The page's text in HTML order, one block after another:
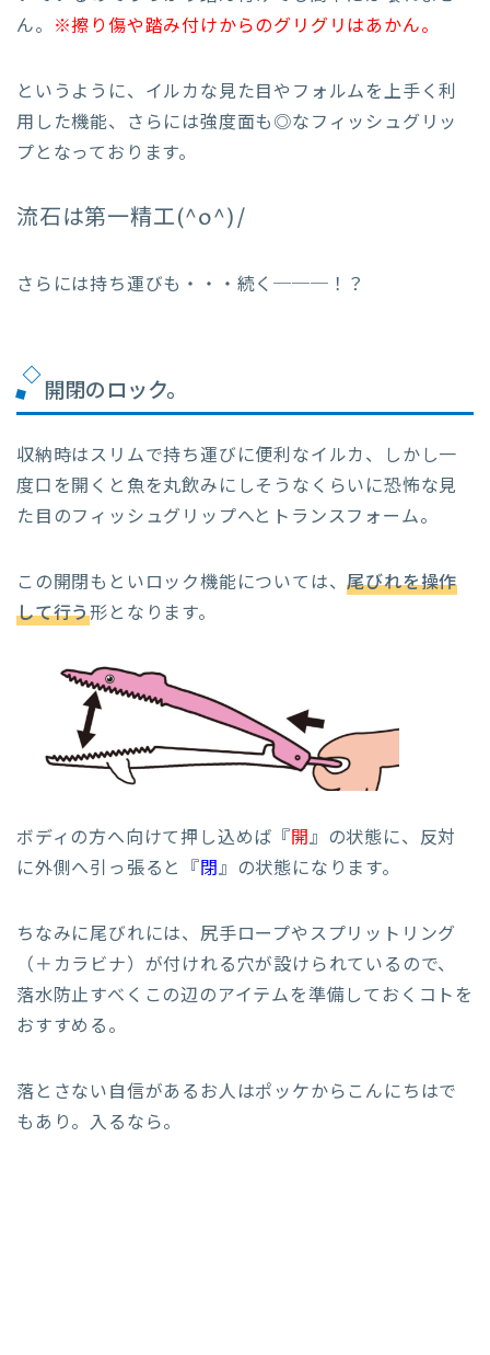
ん。 ※擦り傷や踏み付けからのグリグリはあかん。
というように、イルカな見た目やフォルムを上手く利
用した機能、さらには強度面も◎なフィッシュグリッ
プとなっております。
流石は第一精工(^o^)/
さらには持ち運びも・・・続く───！？
開閉のロック。
収納時はスリムで持ち運びに便利なイルカ、しかし一
度口を開くと魚を丸飲みにしそうなくらいに恐怖な見
た目のフィッシュグリップへとトランスフォーム。
この開閉もといロック機能については、尾びれを操作
して行う形となります。
ボディの方へ向けて押し込めば『開』の状態に、反対
に外側へ引っ張ると『閉』の状態になります。
ちなみに尾びれには、尻手ロープやスプリットリング
（＋カラビナ）が付けれる穴が設けられているので、
落水防止すべくこの辺のアイテムを準備しておくコトを
おすすめる。
落とさない自信があるお人はポッケからこんにちはで
もあり。入るなら。